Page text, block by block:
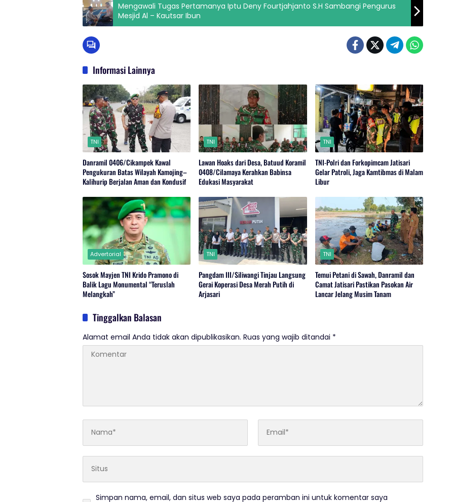
Mengawali Tugas Pertamanya Iptu Deny Fourtjahjanto S.H Sambangi Pengurus
Mesjid Al – Kautsar Ibun
Informasi Lainnya
TNI
Danramil 0406/Cikampek Kawal
Pengukuran Batas Wilayah Kamojing–
Kalihurip Berjalan Aman dan Kondusif
TNI
Lawan Hoaks dari Desa, Batuud Koramil
0408/Cilamaya Kerahkan Babinsa
Edukasi Masyarakat
TNI
TNI-Polri dan Forkopimcam Jatisari
Gelar Patroli, Jaga Kamtibmas di Malam
Libur
Advertorial
Sosok Mayjen TNI Krido Pramono di
Balik Lagu Monumental “Teruslah
Melangkah”
TNI
Pangdam III/Siliwangi Tinjau Langsung
Gerai Koperasi Desa Merah Putih di
Arjasari
TNI
Temui Petani di Sawah, Danramil dan
Camat Jatisari Pastikan Pasokan Air
Lancar Jelang Musim Tanam
Tinggalkan Balasan
Alamat email Anda tidak akan dipublikasikan. Ruas yang wajib ditandai *
Simpan nama, email, dan situs web saya pada peramban ini untuk komentar saya